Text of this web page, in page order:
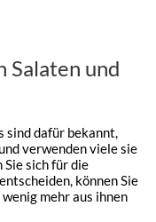
Salaten und
sind dafür bekannt,
verwenden viele sie
sich für die
können Sie
mehr aus ihnen